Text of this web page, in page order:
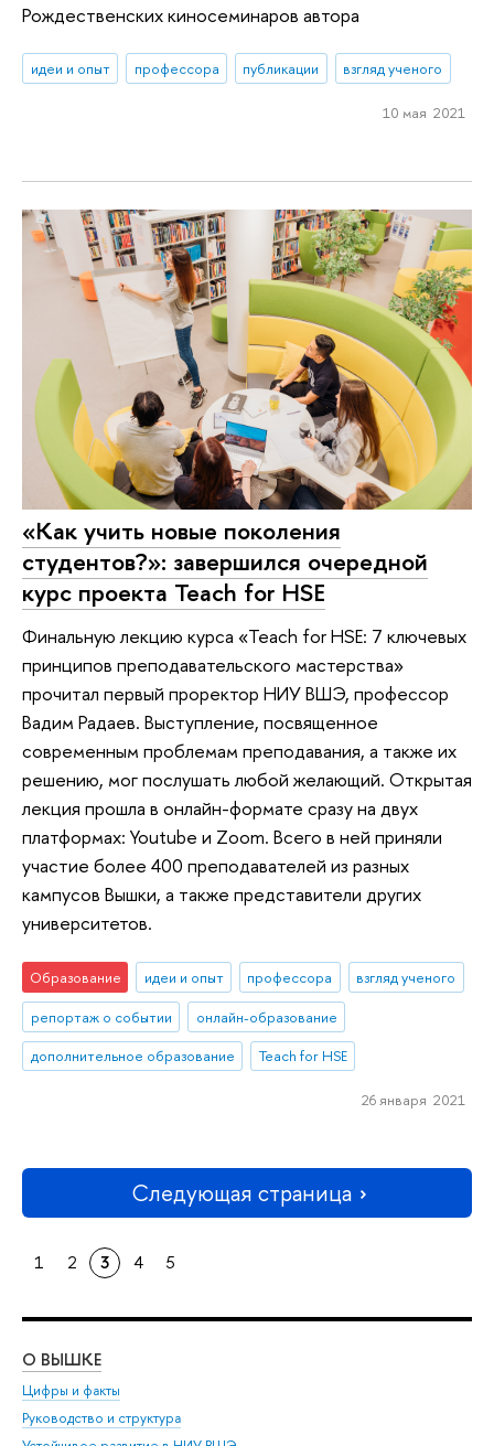
Рождественских киносеминаров автора
идеи и опыт профессора публикации взгляд ученого
10 мая 2021
«Как учить новые поколения
студентов?»: завершился очередной
курс проекта Teach for HSE
Финальную лекцию курса «Teach for HSE: 7 ключевых
принципов преподавательского мастерства»
прочитал первый проректор НИУ ВШЭ, профессор
Вадим Радаев. Выступление, посвященное
современным проблемам преподавания, а также их
решению, мог послушать любой желающий. Открытая
лекция прошла в онлайн-формате сразу на двух
платформах: Youtube и Zoom. Всего в ней приняли
участие более 400 преподавателей из разных
кампусов Вышки, а также представители других
университетов.
Образование идеи и опыт профессора
взгляд ученого
репортаж о событии
онлайн-образование
дополнительное образование
Teach for HSE
26 января 2021
Следующая страница
1 2 3 4 5
О ВЫШКЕ
Цифры и факты
Руководство и структура